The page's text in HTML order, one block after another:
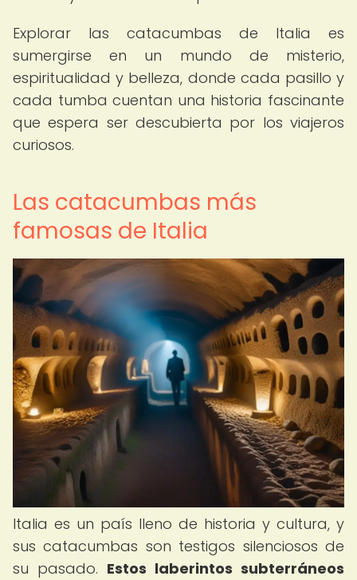
Explorar las catacumbas de Italia es
sumergirse en un mundo de misterio,
espiritualidad y belleza, donde cada pasillo y
cada tumba cuentan una historia fascinante
que espera ser descubierta por los viajeros
curiosos.
Las catacumbas más
famosas de Italia
Italia es un país lleno de historia y cultura, y
sus catacumbas son testigos silenciosos de
su pasado. Estos laberintos subterráneos